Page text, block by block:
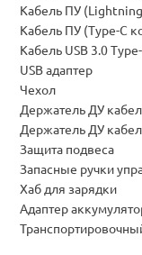
Кабель ПУ
Кабель ПУ (Type-C
Кабель USB 3.0
USB адаптер
Чехол
Держатель ДУ
Держатель ДУ
Защита подвеса
Запасные ручки
Хаб для зарядки
Адаптер